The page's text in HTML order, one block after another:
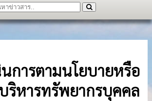
นการตามนโยบายหรือ
ริหารทรัพยากรบุคคล